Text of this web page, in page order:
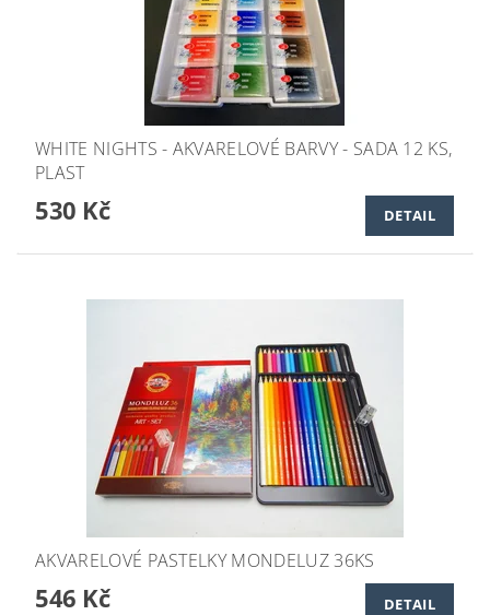
WHITE NIGHTS - AKVARELOVÉ BARVY - SADA 12 KS,
PLAST
530 Kč DETAIL
AKVARELOVÉ PASTELKY MONDELUZ 36KS
546 Kč DETAIL